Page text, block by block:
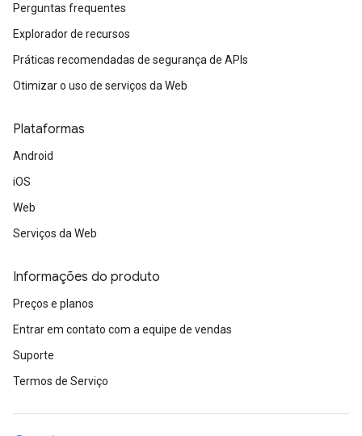
Perguntas frequentes
Explorador de recursos
Práticas recomendadas de segurança de APIs
Otimizar o uso de serviços da Web
Plataformas
Android
iOS
Web
Serviços da Web
Informações do produto
Preços e planos
Entrar em contato com a equipe de vendas
Suporte
Termos de Serviço